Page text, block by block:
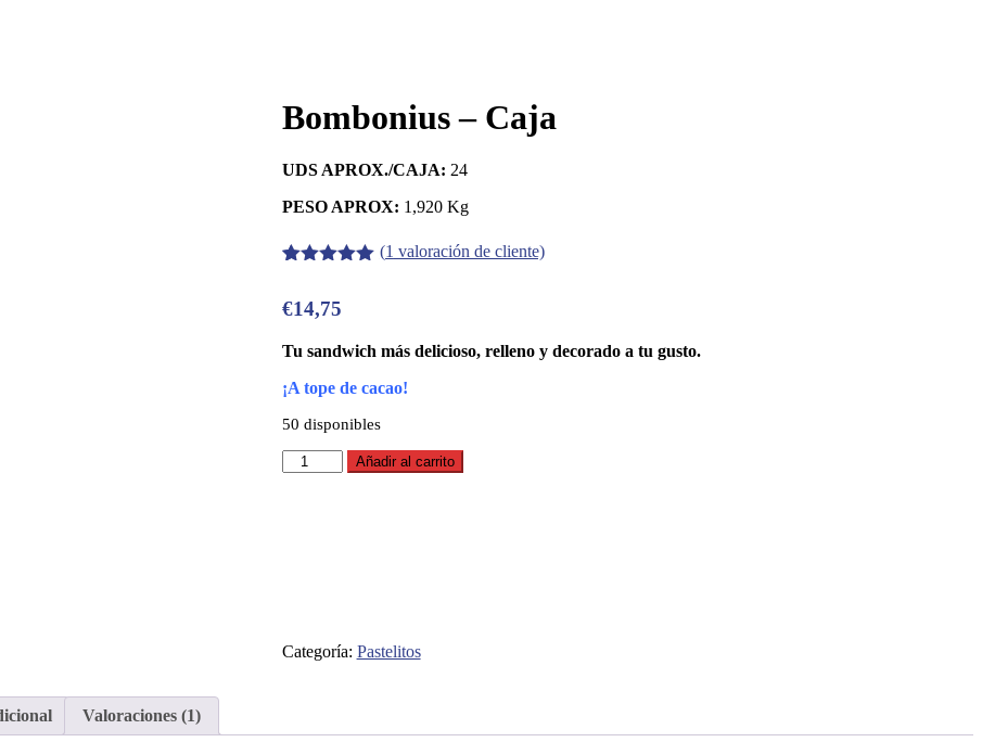
Bombonius – Caja
UDS APROX./CAJA: 24
PESO APROX: 1,920 Kg
5 en base
de un
(1 valoración de cliente)
€14,75
Tu sandwich más delicioso, relleno y decorado a tu gusto.
¡A tope de cacao!
50 disponibles
Bombonius
-
Añadir al carrito
Categoría: Pastelitos
Valoraciones (1)